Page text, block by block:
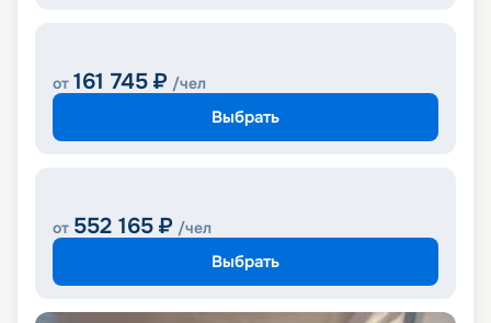
от 161 745 ₽ /чел
Выбрать
от 552 165 ₽ /чел
Выбрать